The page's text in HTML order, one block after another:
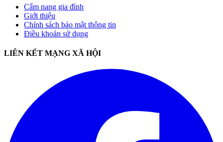
Cẩm nang gia đình
Giới thiệu
Chính sách bảo mật thông tin
Điều khoản sử dụng
LIÊN KẾT MẠNG XÃ HỘI